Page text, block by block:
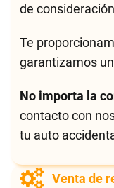
de
Te
garantizamos
No importa la
contacto con
tu auto
Venta de